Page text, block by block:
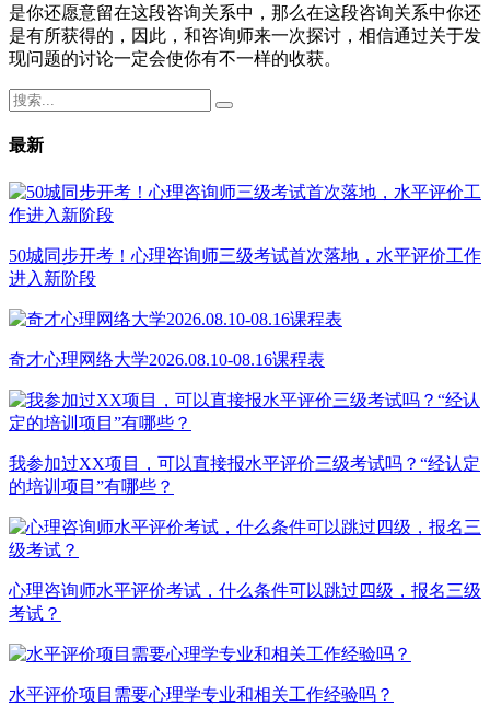
是你还愿意留在这段咨询关系中，那么在这段咨询关系中你还
是有所获得的，因此，和咨询师来一次探讨，相信通过关于发
现问题的讨论一定会使你有不一样的收获。
最新
50城同步开考！心理咨询师三级考试首次落地，水平评价工作
进入新阶段
奇才心理网络大学2026.08.10-08.16课程表
我参加过XX项目，可以直接报水平评价三级考试吗？“经认定
的培训项目”有哪些？
心理咨询师水平评价考试，什么条件可以跳过四级，报名三级
考试？
水平评价项目需要心理学专业和相关工作经验吗？